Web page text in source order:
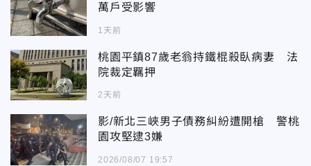
萬戶受影響
1天前
桃園平鎮87歲老翁持鐵棍殺臥病妻 法
院裁定羈押
2天前
影/新北三峽男子債務糾紛遭開槍 警桃
園攻堅逮3嫌
2026/08/07 19:57